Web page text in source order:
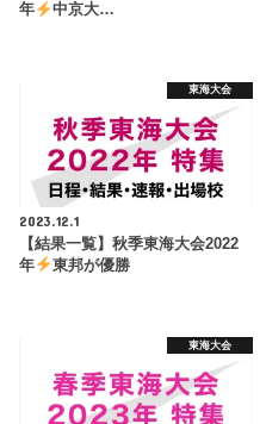
年
中京大…
東海大会
2023.12.1
【結果一覧】秋季東海大会2022
年
東邦が優勝
東海大会